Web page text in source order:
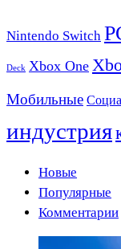
Nintendo Switch
Deck Xbox One
Мобильные
индустрия
Новые
Популярные
Комментарии